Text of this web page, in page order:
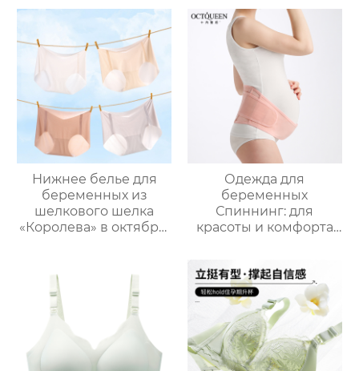
беременность
послеродовые
грудного
вскармливания
собраны анти-
обвисание грудного
молока удобный
бюстгальтер
чашки беременности
специальный тонкий
раздел без стального
кольца без следов
грудного
вскармливания
бюстгальтер анти-
обвисание
Нижнее белье для
беременных из
шелкового шелка
«Королева» в октябре,
ранних, вторых и
поздних сроков
беременности,
поддерживающее
живот.
Одежда для
беременных
Спиннинг: для
красоты и комфорта